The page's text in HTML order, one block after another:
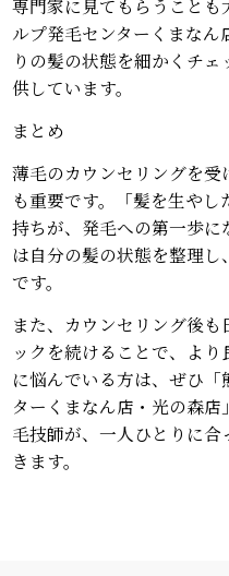
専門家に見てもらうことも
ルプ発毛センターくまなん
りの髪の状態を細かくチ
供しています。
まとめ
薄毛のカウンセリングを
も重要です。「髪を生や
持ちが、発毛への第一歩に
は自分の髪の状態を整理
です。
また、カウンセリング後
ックを続けることで、よ
に悩んでいる方は、ぜひ「
ターくまなん店・光の森
毛技師が、一人ひとりに
きます。